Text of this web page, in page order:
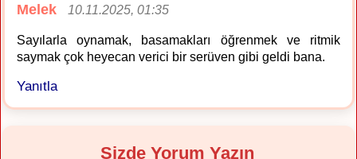
Melek 10.11.2025, 01:35
Sayılarla oynamak, basamakları öğrenmek ve ritmik
saymak çok heyecan verici bir serüven gibi geldi bana.
Yanıtla
Sizde Yorum Yazın